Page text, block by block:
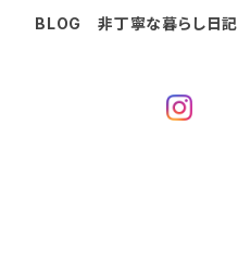
BLOG 非丁寧な暮らし日記